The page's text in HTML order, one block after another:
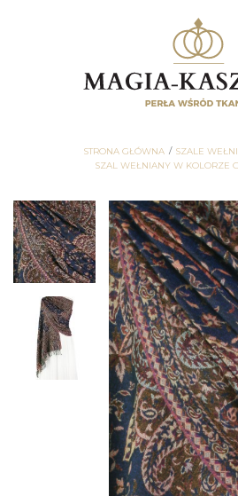
STRONA GŁÓWNA
SZALE
SZAL WEŁNIANY W KOLORZE